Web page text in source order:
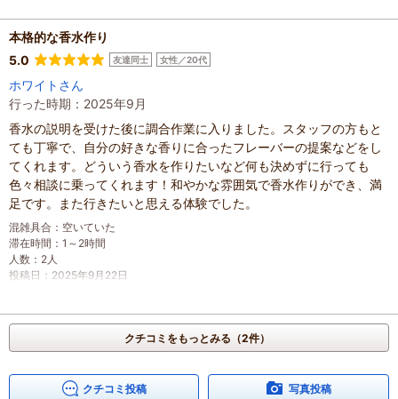
人数：未設定
投稿日：2026年4月11日
本格的な香水作り
5.0
友達同士 女性／20代
ホワイトさん
行った時期：2025年9月
香水の説明を受けた後に調合作業に入りました。スタッフの方もと
ても丁寧で、自分の好きな香りに合ったフレーバーの提案などをし
てくれます。どういう香水を作りたいなど何も決めずに行っても
色々相談に乗ってくれます！和やかな雰囲気で香水作りができ、満
足です。また行きたいと思える体験でした。
混雑具合 ： 空いていた
滞在時間 ： 1～2時間
人数 ： 2人
投稿日 ： 2025年9月22日
クチコミをもっとみる（2件）
クチコミ投稿 写真投稿